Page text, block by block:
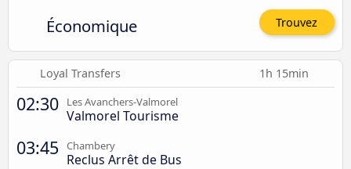
Économique Trouvez
Loyal Transfers 1h 15min
02:30 Les Avanchers-Valmorel
Valmorel Tourisme
03:45 Chambery
Reclus Arrêt de Bus